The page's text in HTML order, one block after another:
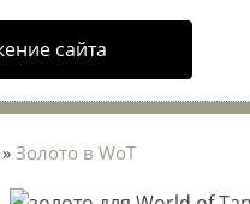
сайта
»Золото в WoT